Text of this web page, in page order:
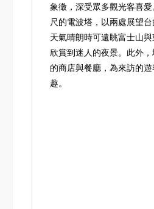
象徵，深受眾多觀光客喜
尺的電波塔，以兩處展望台
天氣晴朗時可遠眺富士山
欣賞到迷人的夜景。此外
的商店與餐廳，為來訪的
趣。